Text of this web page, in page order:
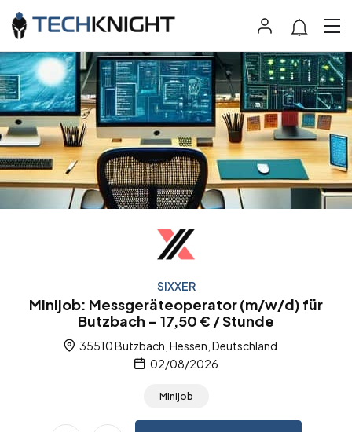
SIXXER
Minijob: Messgeräteoperator (m/w/d) für
Butzbach – 17,50 € / Stunde
35510 Butzbach, Hessen, Deutschland
02/08/2026
Minijob